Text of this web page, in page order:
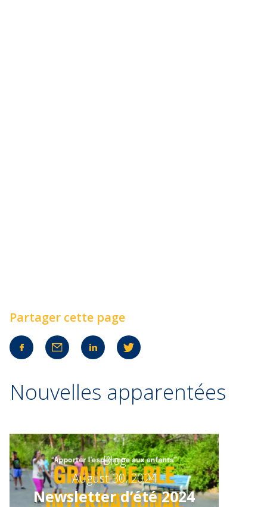
Partager cette page
Nouvelles apparentées
Blog
August 30, 2024
Newsletter d’été 2024